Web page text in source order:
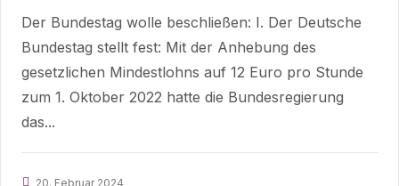
Der Bundestag wolle beschließen: I. Der Deutsche
Bundestag stellt fest: Mit der Anhebung des
gesetzlichen Mindestlohns auf 12 Euro pro Stunde
zum 1. Oktober 2022 hatte die Bundesregierung
das...
20. Februar 2024